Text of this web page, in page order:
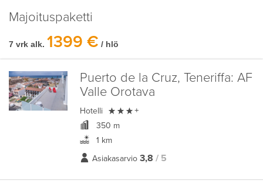
Majoituspaketti
7 vrk alk. 1399 € / hlö
Puerto de la Cruz, Teneriffa: AF
Valle Orotava
Hotelli  +
350 m
1 km
Asiakasarvio 3,8 / 5